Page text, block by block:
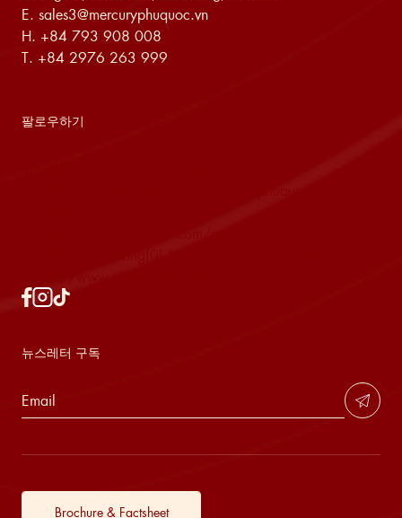
E. sales3@mercuryphuquoc.vn
H. +84 793 908 008
T. +84 2976 263 999
팔로우하기
뉴스레터 구독
Brochure & Factsheet